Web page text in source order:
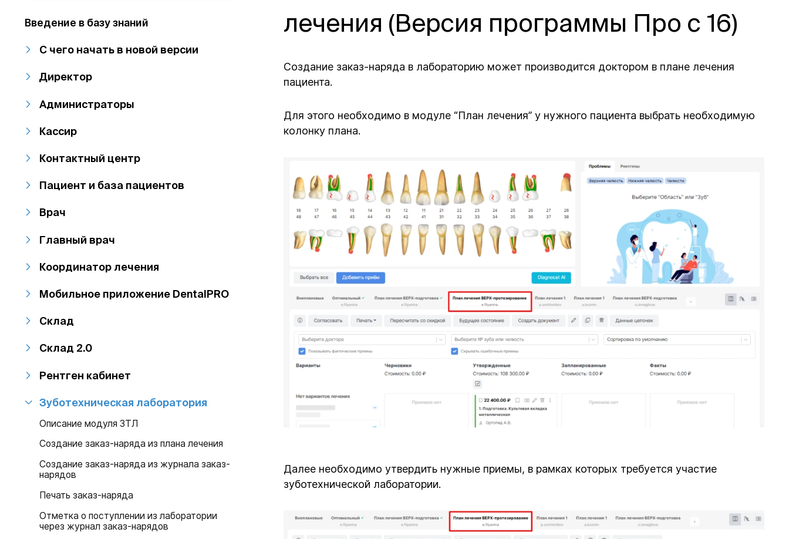
Введение в базу знаний
С чего начать в новой версии
Директор
Администраторы
Кассир
Контактный центр
Пациент и база пациентов
Врач
Главный врач
Координатор лечения
Мобильное приложение DentalPRO
Склад
Склад 2.0
Рентген кабинет
Зуботехническая лаборатория
Описание модуля ЗТЛ
Создание заказ-наряда из плана лечения
Создание заказ-наряда из журнала заказ-
нарядов
Печать заказ-наряда
Отметка о поступлении из лаборатории
через журнал заказ-нарядов
лечения (Версия программы Про с 16)
Создание заказ-наряда в лабораторию может производится доктором в плане лечения
пациента.
Для этого необходимо в модуле “План лечения” у нужного пациента выбрать необходимую
колонку плана.
Далее необходимо утвердить нужные приемы, в рамках которых требуется участие
зуботехнической лаборатории.